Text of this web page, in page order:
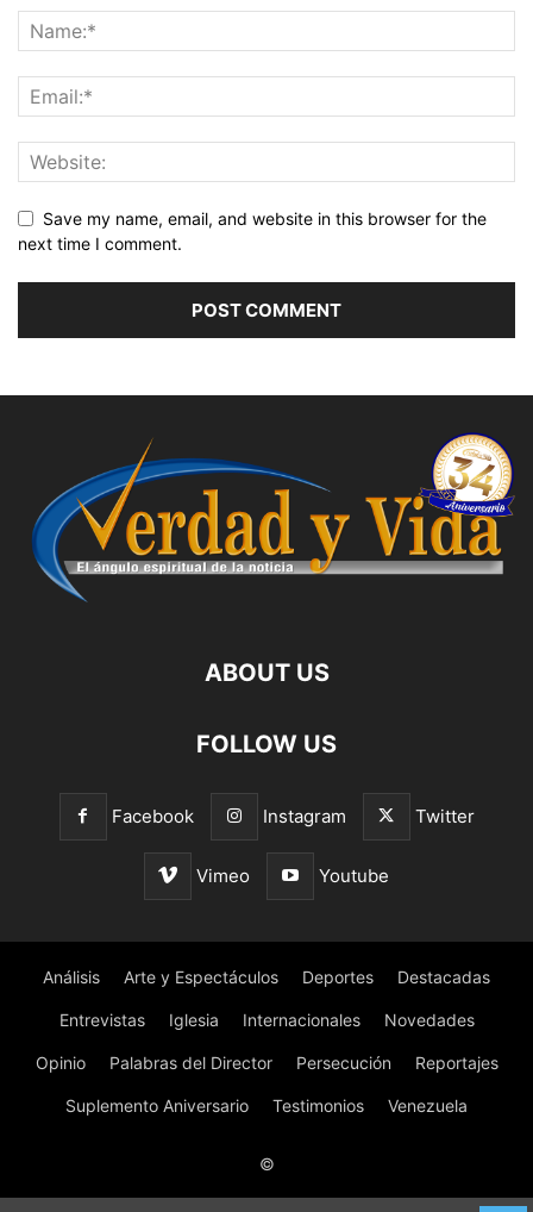
Save my name, email, and website in this browser for the
next time I comment.
ABOUT US
FOLLOW US
Facebook Instagram Twitter
Vimeo Youtube
Análisis Arte y Espectáculos Deportes Destacadas
Entrevistas Iglesia Internacionales Novedades
Opinio Palabras del Director Persecución Reportajes
Suplemento Aniversario Testimonios Venezuela
©